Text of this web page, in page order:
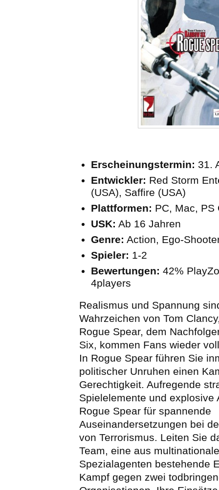
Erscheinungstermin: 31.
Entwickler: Red Storm
(USA), Saffire (USA)
Plattformen: PC, Mac, PS
USK: Ab 16 Jahren
Genre: Action, Ego-
Spieler: 1-2
Bewertungen: 42%
4players
Realismus und Spannung
Wahrzeichen von Tom
Rogue Spear, dem
Six, kommen Fans wieder
In Rogue Spear führen Sie
politischer Unruhen einen
Gerechtigkeit. Aufregende
Spielelemente und explosive
Rogue Spear für spannende
Auseinandersetzungen bei
von Terrorismus. Leiten Sie
Team, eine aus
Spezialagenten bestehende
Kampf gegen zwei